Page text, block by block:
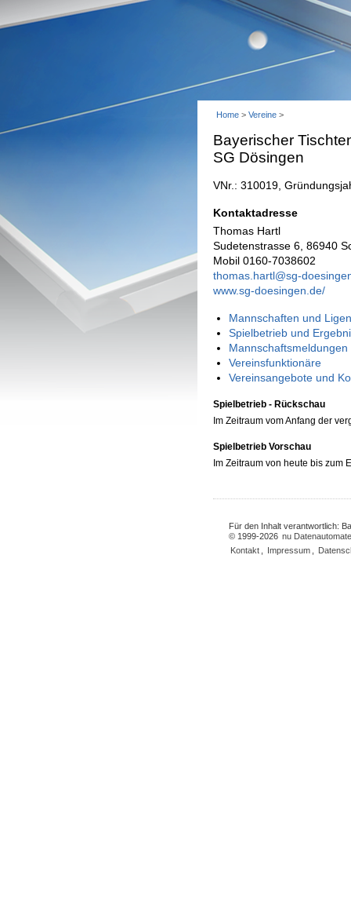
Home > Vereine >
Bayerischer
SG Dösingen
VNr.: 310019,
Kontaktadresse
Thomas Hartl
Sudetenstrasse 6, 86940
Mobil 0160-7038602
thomas.hartl@sg-
www.sg-doesingen.de/
Mannschaften und
Spielbetrieb und
Vereinsfunktionäre
Vereinsangebote und
Spielbetrieb - Rückschau
Im Zeitraum vom Anfang der
Spielbetrieb Vorschau
Im Zeitraum von heute bis zum
Für den Inhalt verantwortlich:
© 1999-2026 nu
Kontakt
Impressum